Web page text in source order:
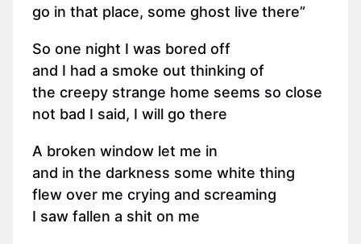
go in that place, some ghost live there”
So one night I was bored off
and I had a smoke out thinking of
the creepy strange home seems so close
not bad I said, I will go there
A broken window let me in
and in the darkness some white thing
flew over me crying and screaming
I saw fallen a shit on me